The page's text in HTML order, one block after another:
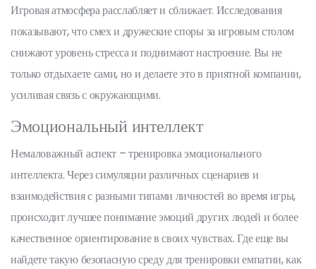
Игровая атмосфера расслабляет и сближает. Исследования
показывают, что смех и дружеские споры за игровым столом
снижают уровень стресса и поднимают настроение. Вы не
только отдыхаете сами, но и делаете это в приятной компании,
усиливая связь с окружающими.
Эмоциональный интеллект
Немаловажный аспект – тренировка эмоционального
интеллекта. Через симуляции различных сценариев и
взаимодействия с разными типами личностей во время игры,
происходит лучшее понимание эмоций других людей и более
качественное ориентирование в своих чувствах. Где еще вы
найдете такую безопасную среду для тренировки емпатии, как